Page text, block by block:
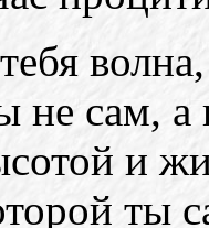
не сам,
и
ты